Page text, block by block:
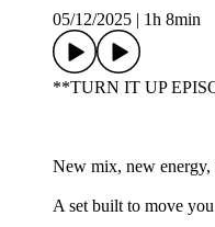
05/12/2025
1h 8min
**TURN IT UP
New mix, new energy,
A set built to move